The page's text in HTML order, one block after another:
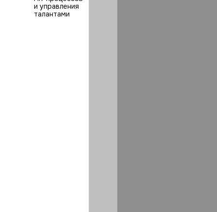
и управления
талантами